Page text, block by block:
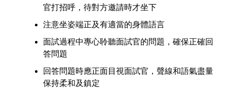
官打招呼，待對方邀請時才坐下
注意坐姿端正及有適當的身體語言
面試過程中專心聆聽面試官的問題，確保正確回
答問題
回答問題時應正面目視面試官，聲線和語氣盡量
保持柔和及鎮定